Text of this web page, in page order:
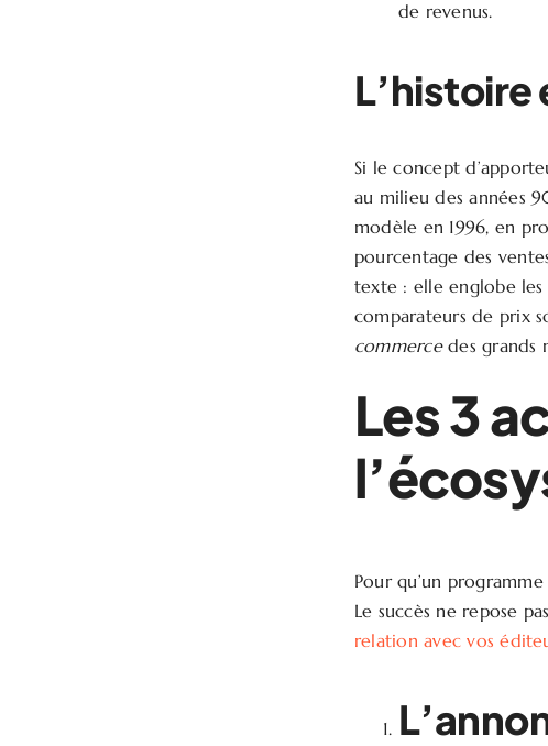
de revenus.
L’histoire
Si le concept
au milieu des années
modèle en 1996, en
pourcentage des
texte : elle englobe les
comparateurs de prix
commercedes grands
Les 3
Pour qu’un
Le succès ne repose
relation avec vos